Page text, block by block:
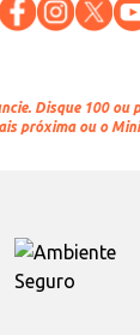
Disque 100 ou
próxima ou o